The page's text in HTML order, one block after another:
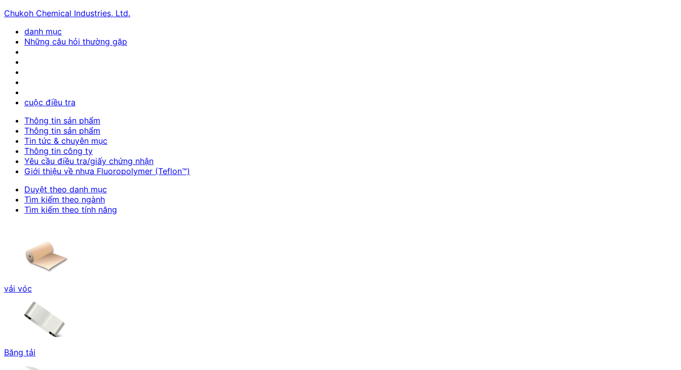
Chukoh Chemical Industries, Ltd.
danh mục
Những câu hỏi thường gặp
cuộc điều tra
Thông tin sản phẩm
Thông tin sản phẩm
Tin tức & chuyên mục
Thông tin công ty
Yêu cầu điều tra/giấy chứng nhận
Giới thiệu về nhựa Fluoropolymer (Teflon™)
Duyệt theo danh mục
Tìm kiếm theo ngành
Tìm kiếm theo tính năng
vải vóc
Băng tải